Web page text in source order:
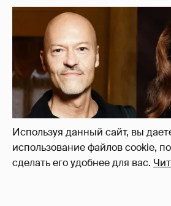
Используя данный сайт, вы
использование файлов cookie,
сделать его удобнее для вас.
"Не просто слухи".